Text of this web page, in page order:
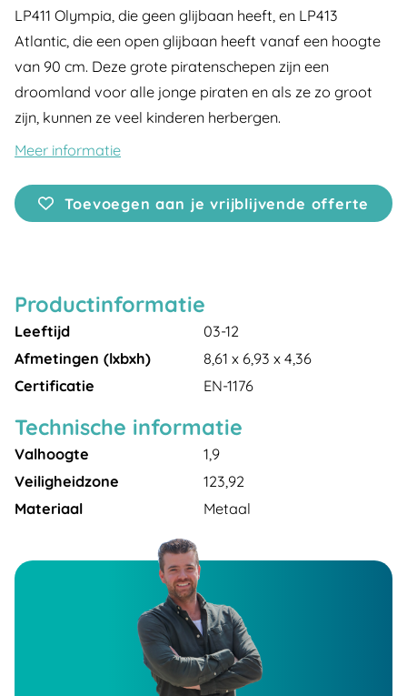
LP411 Olympia, die geen glijbaan heeft, en LP413
Atlantic, die een open glijbaan heeft vanaf een hoogte
van 90 cm. Deze grote piratenschepen zijn een
droomland voor alle jonge piraten en als ze zo groot
zijn, kunnen ze veel kinderen herbergen.
Meer informatie
Toevoegen aan je vrijblijvende offerte
Productinformatie
Leeftijd
03-12
Afmetingen (lxbxh)
8,61 x 6,93 x 4,36
Certificatie
EN-1176
Technische informatie
Valhoogte
1,9
Veiligheidzone
123,92
Materiaal
Metaal